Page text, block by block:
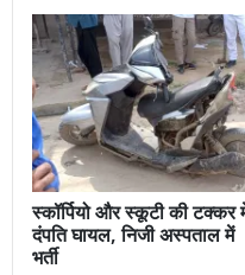
स्कॉर्पियो और स्कूटी की टक्कर
दंपति घायल, निजी अस्पताल में
भर्ती